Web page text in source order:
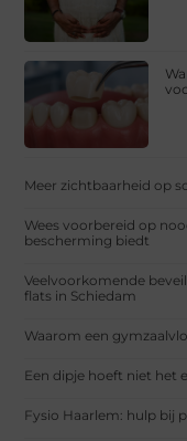
Meer zichtbaarheid op
Wees voorbereid op
bescherming biedt
Veelvoorkomende
flats in Schiedam
Waarom een
Een dipje hoeft niet het
Fysio Haarlem: hulp bij